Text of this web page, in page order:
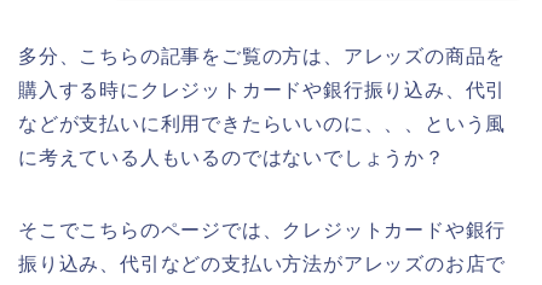
多分、こちらの記事をご覧の方は、アレッズの商品を
購入する時にクレジットカードや銀行振り込み、代引
などが支払いに利用できたらいいのに、、、という風
に考えている人もいるのではないでしょうか？
そこでこちらのページでは、クレジットカードや銀行
振り込み、代引などの支払い方法がアレッズのお店で